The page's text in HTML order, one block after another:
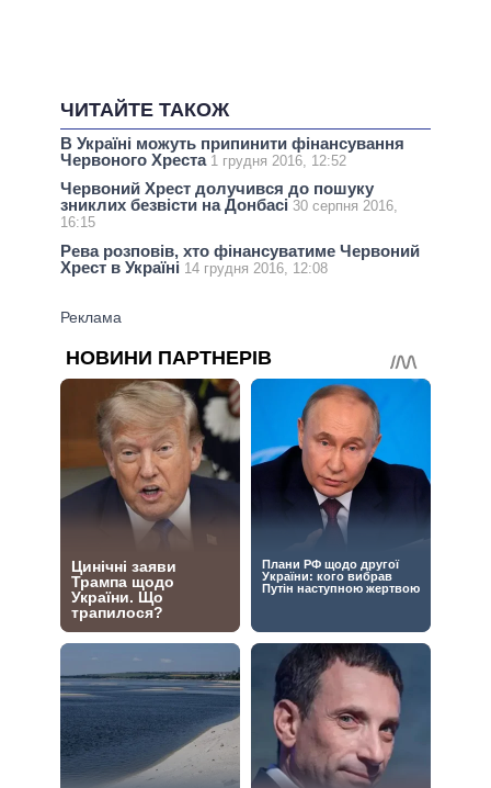
ЧИТАЙТЕ ТАКОЖ
В Україні можуть припинити фінансування
Червоного Хреста 1 грудня 2016, 12:52
Червоний Хрест долучився до пошуку
зниклих безвісти на Донбасі 30 серпня 2016,
16:15
Рева розповів, хто фінансуватиме Червоний
Хрест в Україні 14 грудня 2016, 12:08